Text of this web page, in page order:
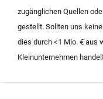
Referenzen weiter
zugänglichen Quellen
gestellt. Sollten uns
dies durch <1 Mio. € aus
Kleinunternehmen